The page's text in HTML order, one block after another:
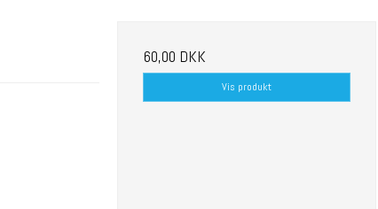
60,00 DKK
Vis produkt